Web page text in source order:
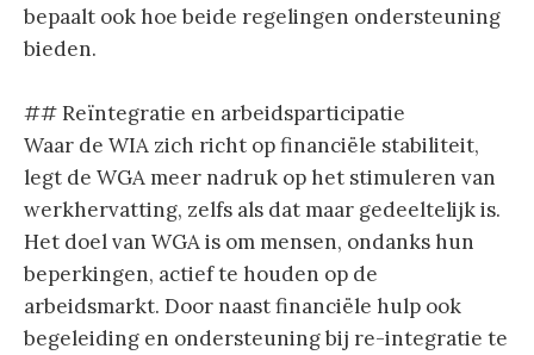
bepaalt ook hoe beide regelingen ondersteuning
bieden.
## Reïntegratie en arbeidsparticipatie
Waar de WIA zich richt op financiële stabiliteit,
legt de WGA meer nadruk op het stimuleren van
werkhervatting, zelfs als dat maar gedeeltelijk is.
Het doel van WGA is om mensen, ondanks hun
beperkingen, actief te houden op de
arbeidsmarkt. Door naast financiële hulp ook
begeleiding en ondersteuning bij re-integratie te